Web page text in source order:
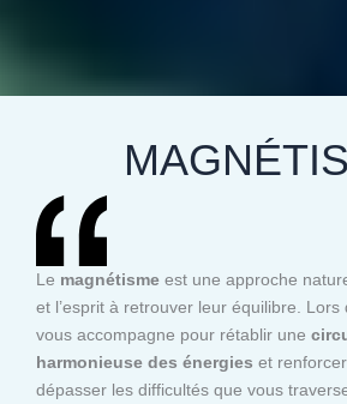
Le magnétisme est une approche
et l’esprit à retrouver leur équilibre. Lors
vous accompagne pour rétablir une
harmonieuse des énergies et
dépasser les difficultés que vous